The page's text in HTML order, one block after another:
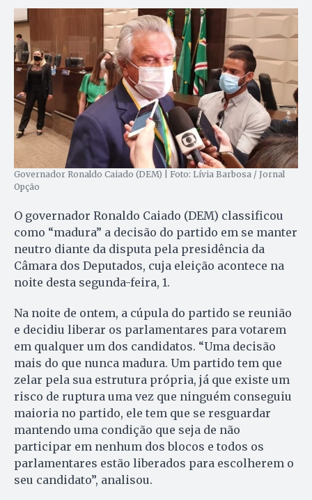
Governador Ronaldo Caiado (DEM) | Foto: Lívia Barbosa / Jornal
Opção
O governador Ronaldo Caiado (DEM) classificou
como “madura” a decisão do partido em se manter
neutro diante da disputa pela presidência da
Câmara dos Deputados, cuja eleição acontece na
noite desta segunda-feira, 1.
Na noite de ontem, a cúpula do partido se reunião
e decidiu liberar os parlamentares para votarem
em qualquer um dos candidatos. “Uma decisão
mais do que nunca madura. Um partido tem que
zelar pela sua estrutura própria, já que existe um
risco de ruptura uma vez que ninguém conseguiu
maioria no partido, ele tem que se resguardar
mantendo uma condição que seja de não
participar em nenhum dos blocos e todos os
parlamentares estão liberados para escolherem o
seu candidato”, analisou.